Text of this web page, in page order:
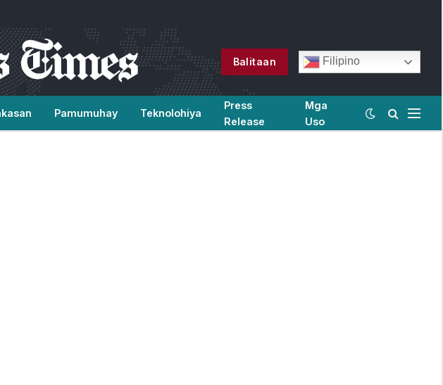
Balitaan Filipino
Pamumuhay Teknolohiya
Press
Release
Mga
Uso